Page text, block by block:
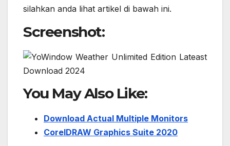
silahkan anda lihat artikel di bawah ini.
Screenshot:
You May Also Like:
Download Actual Multiple Monitors
CorelDRAW Graphics Suite 2020